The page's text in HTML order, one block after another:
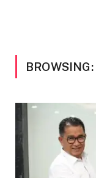
BROWSING: